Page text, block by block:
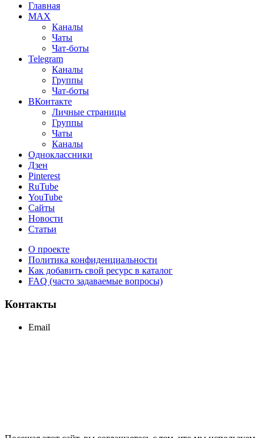
Главная
MAX
Каналы
Чаты
Чат-боты
Telegram
Каналы
Группы
Чат-боты
ВКонтакте
Личные страницы
Группы
Чаты
Каналы
Одноклассники
Дзен
Pinterest
RuTube
YouTube
Сайты
Новости
Статьи
О проекте
Политика конфиденциальности
Как добавить свой ресурс в каталог
FAQ (часто задаваемые вопросы)
Контакты
Email